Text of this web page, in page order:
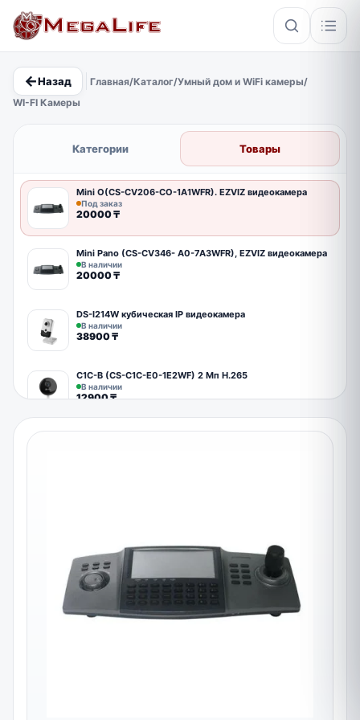
×
←Назад Главная/Каталог/Умный дом и WiFi камеры/
WI-FI Камеры
Категории Товары
Mini O(CS-CV206-CO-1A1WFR). EZVIZ видеокамера
Под заказ
20000₸
Mini Pano (CS-CV346- A0-7A3WFR), EZVIZ видеокамера
В наличии
20000₸
DS-I214W кубическая IP видеокамера
В наличии
38900₸
C1C-B (CS-C1C-E0-1E2WF) 2 Мп Н.265
В наличии
12900₸
H3 (CS-H3-R100-1J5WKFL) цилиндрическая IP
видеокамера 5 Мп
В наличии
35900
Камера WiFi в виде лампочки